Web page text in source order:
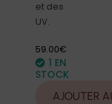
et des
UV.
59.00€
1 EN
STOCK
AJOUTER